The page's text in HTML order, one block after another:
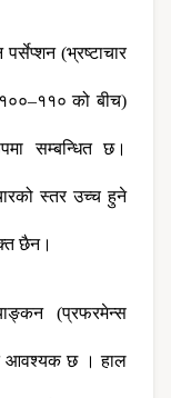
(भ्रष्टाचार
को बीच)
सम्बन्धित छ।
स्तर उच्च हुने
छैन।
(प्रफरमेन्स
आवश्यक छ । हाल